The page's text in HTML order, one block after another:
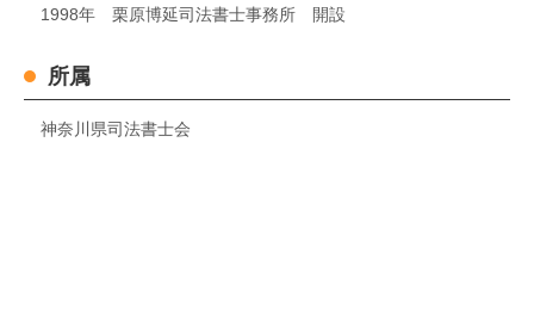
1998年 栗原博延司法書士事務所 開設
所属
神奈川県司法書士会